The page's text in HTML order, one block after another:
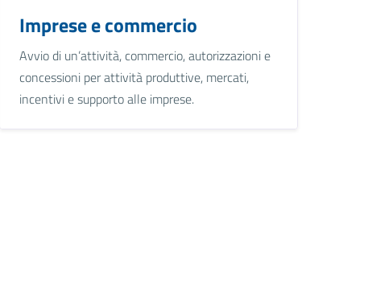
Imprese e commercio
Avvio di un’attività, commercio, autorizzazioni e
concessioni per attività produttive, mercati,
incentivi e supporto alle imprese.